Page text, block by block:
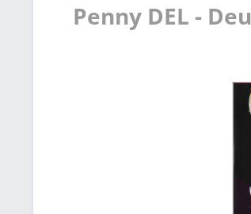
Penny DEL -